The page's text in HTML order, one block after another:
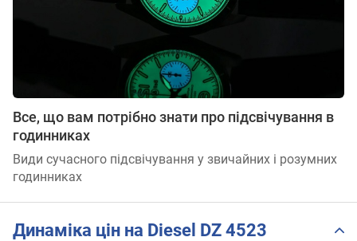
Все, що вам потрібно знати про підсвічування в
годинниках
Види сучасного підсвічування у звичайних і розумних
годинниках
Динаміка цін на Diesel DZ 4523